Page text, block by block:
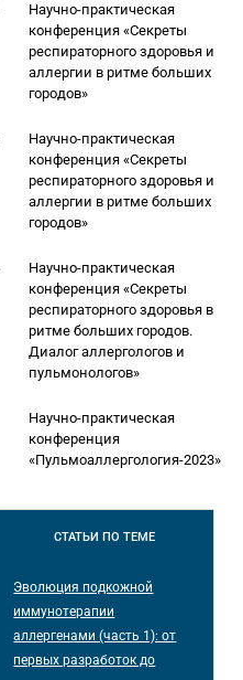
Научно-практическая
конференция «Секреты
респираторного здоровья и
аллергии в ритме больших
городов»
Научно-практическая
конференция «Секреты
респираторного здоровья и
аллергии в ритме больших
городов»
Научно-практическая
конференция «Секреты
респираторного здоровья в
ритме больших городов.
Диалог аллергологов и
пульмонологов»
Научно-практическая
конференция
«Пульмоаллергология-2023»
СТАТЬИ ПО ТЕМЕ
Эволюция подкожной
иммунотерапии
аллергенами (часть 1): от
первых разработок до